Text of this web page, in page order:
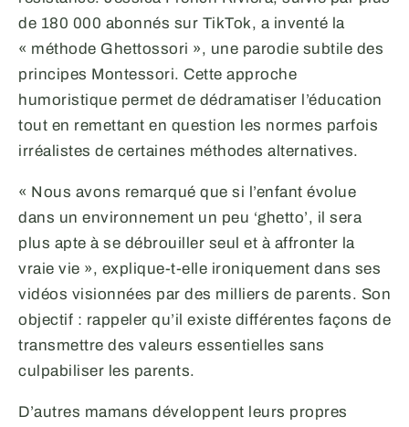
de 180 000 abonnés sur TikTok, a inventé la
« méthode Ghettossori », une parodie subtile des
principes Montessori. Cette approche
humoristique permet de dédramatiser l’éducation
tout en remettant en question les normes parfois
irréalistes de certaines méthodes alternatives.
« Nous avons remarqué que si l’enfant évolue
dans un environnement un peu ‘ghetto’, il sera
plus apte à se débrouiller seul et à affronter la
vraie vie », explique-t-elle ironiquement dans ses
vidéos visionnées par des milliers de parents. Son
objectif : rappeler qu’il existe différentes façons de
transmettre des valeurs essentielles sans
culpabiliser les parents.
D’autres mamans développent leurs propres